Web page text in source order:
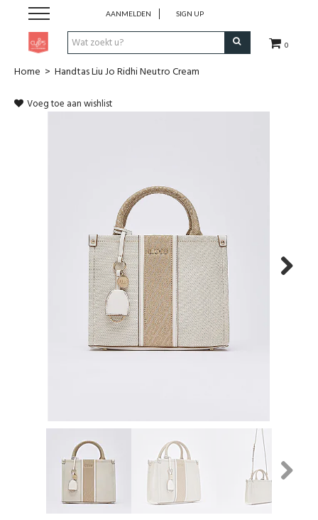
0
AANMELDEN SIGN UP
Pen & Papier
Office
School & Travel
De Printshop
Cadeaubon
Acties en events
Home > Handtas Liu Jo Ridhi Neutro Cream
Voeg toe aan wishlist